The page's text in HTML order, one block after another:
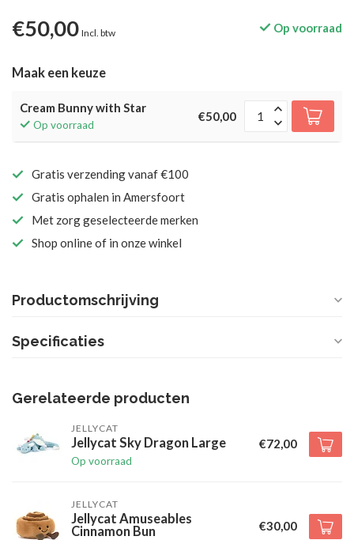
€50,00 Incl. btw Op voorraad
Maak een keuze
Cream Bunny with Star
Op voorraad
€50,00
Gratis verzending vanaf €100
Gratis ophalen in Amersfoort
Met zorg geselecteerde merken
Shop online of in onze winkel
Productomschrijving
Specificaties
Gerelateerde producten
JELLYCAT
Jellycat Sky Dragon Large
Op voorraad
€72,00
JELLYCAT
Jellycat Amuseables
Cinnamon Bun
€30,00